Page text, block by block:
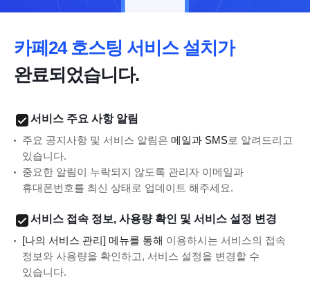
카페24 호스팅 서비스 설치가
완료되었습니다.
서비스 주요 사항 알림
주요 공지사항 및 서비스 알림은 메일과 SMS로 알려드리고
있습니다.
중요한 알림이 누락되지 않도록 관리자 이메일과
휴대폰번호를 최신 상태로 업데이트 해주세요.
서비스 접속 정보, 사용량 확인 및 서비스 설정 변경
[나의 서비스 관리] 메뉴를 통해 이용하시는 서비스의 접속
정보와 사용량을 확인하고, 서비스 설정을 변경할 수
있습니다.